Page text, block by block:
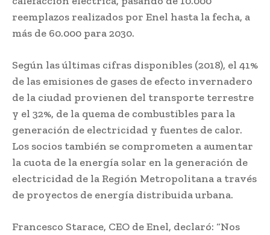
reemplazos realizados por Enel hasta la fecha, a
más de 60.000 para 2030.
Según las últimas cifras disponibles (2018), el 41%
de las emisiones de gases de efecto invernadero
de la ciudad provienen del transporte terrestre
y el 32%, de la quema de combustibles para la
generación de electricidad y fuentes de calor.
Los socios también se comprometen a aumentar
la cuota de la energía solar en la generación de
electricidad de la Región Metropolitana a través
de proyectos de energía distribuida urbana.
Francesco Starace, CEO de Enel, declaró: “Nos